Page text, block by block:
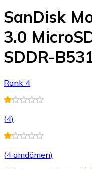
SanDisk
3.0
SDDR-
Rank 4
(4)
(4 omdömen)